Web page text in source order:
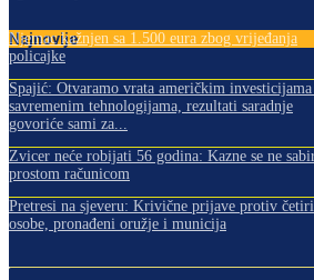
Najnovije
Njemac kažnjen sa 1.500 eura zbog vrijeđanja
policajke
Spajić: Otvaramo vrata američkim
savremenim tehnologijama, rezultati saradnje
govoriće sami za...
Zvicer neće robijati 56 godina: Kazne se ne
prostom računicom
Pretresi na sjeveru: Krivične prijave protiv četiri
osobe, pronađeni oružje i municija